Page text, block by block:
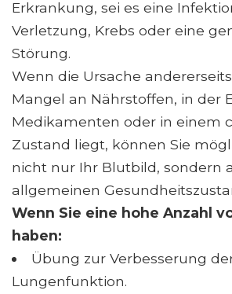
Erkrankung, sei es eine
Verletzung, Krebs oder eine
Störung.
Wenn die Ursache
Mangel an Nährstoffen, in der
Medikamenten oder in einem
Zustand liegt, können Sie
nicht nur Ihr Blutbild, sondern
allgemeinen
Wenn Sie eine hohe Anzahl
haben:
Übung zur Verbesserung
Lungenfunktion.